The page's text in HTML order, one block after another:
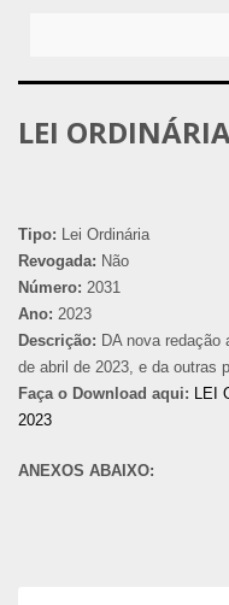
LEI
Tipo: Lei Ordinária
Revogada: Não
Número: 2031
Ano: 2023
Descrição: DA nova redação
de abril de 2023, e da outras
Faça o Download aqui: LEI
2023
ANEXOS ABAIXO: